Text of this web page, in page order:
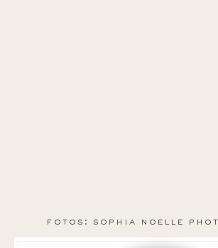
fotos: sophia noelle